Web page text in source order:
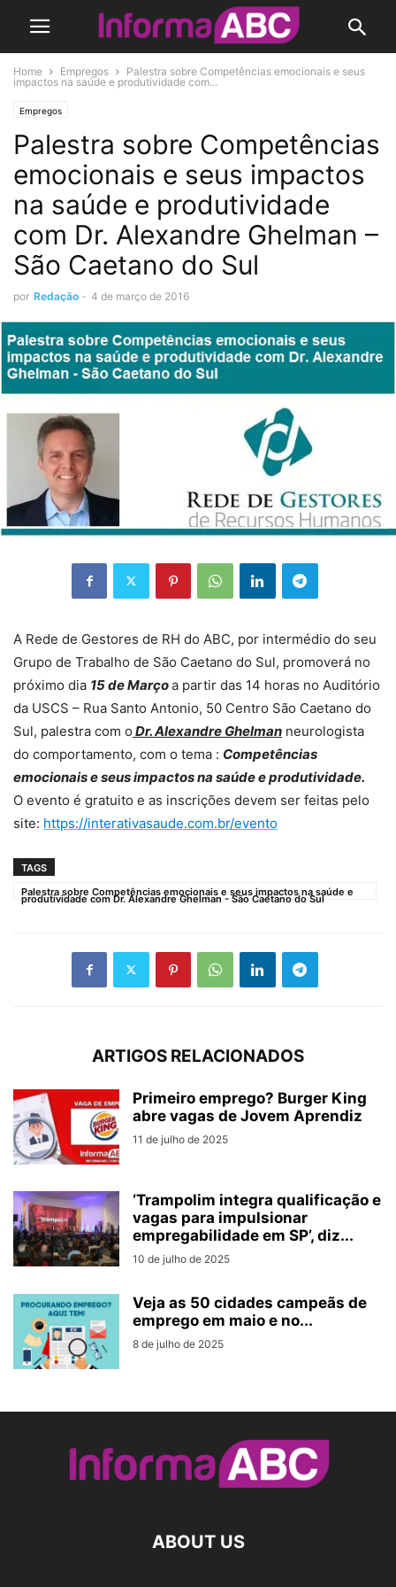
Home Empregos
Palestra sobre Competências emocionais e seus
impactos na saúde e produtividade com...
Empregos
Palestra sobre Competências
emocionais e seus impactos
na saúde e produtividade
com Dr. Alexandre Ghelman –
por Redação - 4 de março de 2016
A Rede de Gestores de RH do ABC, por intermédio do seu
Grupo de Trabalho de São Caetano do Sul, promoverá no
próximo dia 15 de Marçoa partir das 14 horas no Auditório
da USCS – Rua Santo Antonio, 50 Centro São Caetano do
Sul, palestra com o Dr. Alexandre Ghelman neurologista
do comportamento, com o tema : Competências
emocionais e seus impactos na saúde e produtividade.
O evento é gratuito e as inscrições devem ser feitas pelo
site: https://interativasaude.com.br/evento
TAGS
Palestra sobre Competências emocionais e seus impactos na saúde e
ARTIGOS RELACIONADOS
Primeiro emprego? Burger King
abre vagas de Jovem Aprendiz
11 de julho de 2025
‘Trampolim integra qualificação e
vagas para impulsionar
empregabilidade em SP’, diz...
10 de julho de 2025
Veja as 50 cidades campeãs de
emprego em maio e no...
8 de julho de 2025
ABOUT US